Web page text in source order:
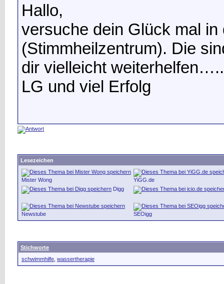
Hallo,
versuche dein Glück mal
(Stimmheilzentrum). Die
dir vielleicht
LG und viel Erfolg
Lesezeichen
Mister Wong
YiGG.de
Digg
Newstube SEOigg
Stichworte
schwimmhilfe wassertherapie